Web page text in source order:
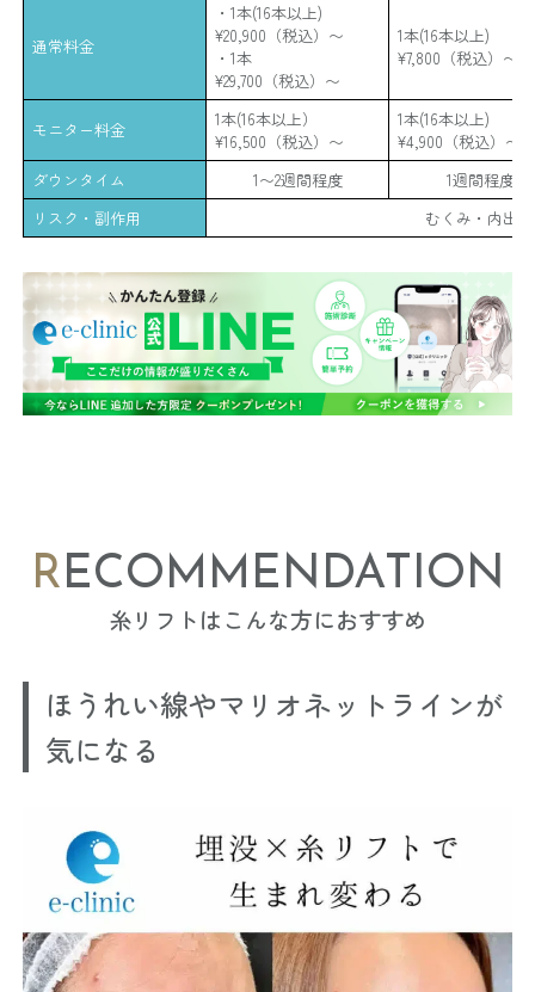
通常料金
・1本(16本以上)
¥20,900（税込）〜
・1本
¥29,700（税込）〜
1本(16本以上)
¥7,800（税込）〜
モニター料金
1本(16本以上）
¥16,500（税込）〜
1本(16本以上)
¥4,900（税込）〜
ダウンタイム
1〜2週間程度
1週間程度
リスク・副作用
むくみ・内出
RECOMMENDATION
糸リフトはこんな方におすすめ
ほうれい線やマリオネットラインが
気になる